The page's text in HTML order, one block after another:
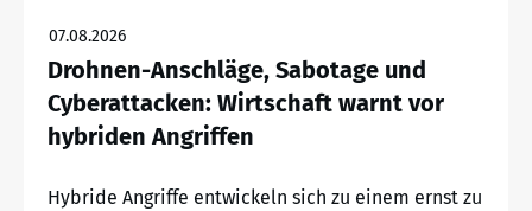
07.08.2026
Drohnen-Anschläge, Sabotage und
Cyberattacken: Wirtschaft warnt vor
hybriden Angriffen
Hybride Angriffe entwickeln sich zu einem ernst zu